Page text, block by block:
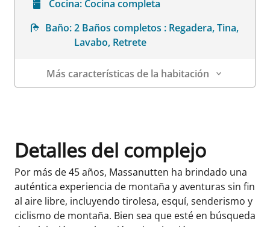
Cocina: Cocina completa
Baño: 2 Baños completos : Regadera, Tina,
Lavabo, Retrete
Más características de la habitación
Detalles del complejo
Por más de 45 años, Massanutten ha brindado una
auténtica experiencia de montaña y aventuras sin fin
al aire libre, incluyendo tirolesa, esquí, senderismo y
ciclismo de montaña. Bien sea que esté en búsqueda